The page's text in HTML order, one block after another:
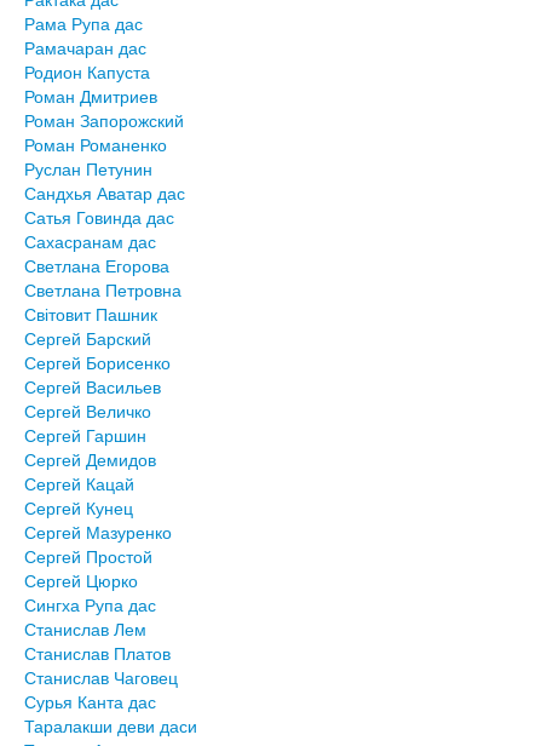
Рама Рупа дас
Рамачаран дас
Родион Капуста
Роман Дмитриев
Роман Запорожский
Роман Романенко
Руслан Петунин
Сандхья Аватар дас
Сатья Говинда дас
Сахасранам дас
Светлана Егорова
Светлана Петровна
Світовит Пашник
Сергей Барский
Сергей Борисенко
Сергей Васильев
Сергей Величко
Сергей Гаршин
Сергей Демидов
Сергей Кацай
Сергей Кунец
Сергей Мазуренко
Сергей Простой
Сергей Цюрко
Сингха Рупа дас
Станислав Лем
Станислав Платов
Станислав Чаговец
Сурья Канта дас
Таралакши деви даси